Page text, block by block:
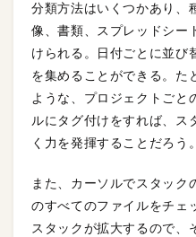
分類方法はいくつかあり、
像、書類、スプレッドシー
けられる。日付ごとに並び
を集めることができる。た
ような、プロジェクトごと
ルにタグ付けをすれば、ス
く力を発揮することだろう。
また、カーソルでスタック
のすべてのファイルをチェ
スタックが拡大するので、